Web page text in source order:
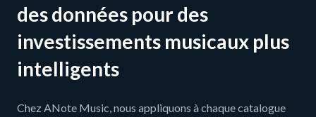
des données pour des
investissements musicaux plus
intelligents
Chez ANote Music, nous appliquons à chaque catalogue